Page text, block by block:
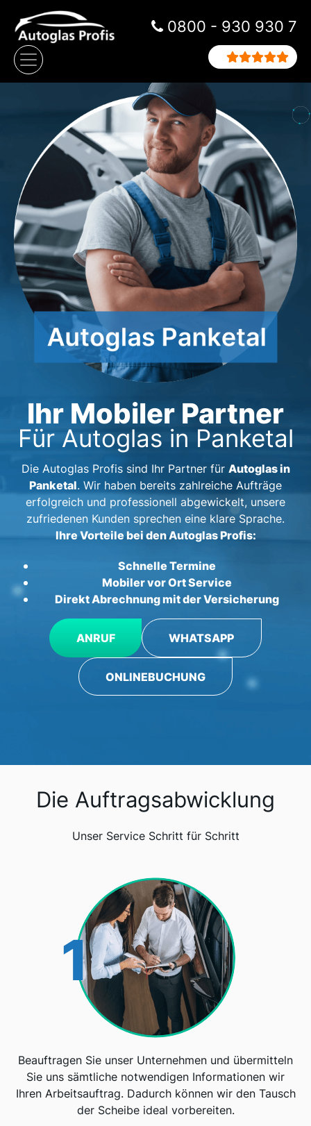
Zum Inhalt springen
Hauptnavigation
0800 - 930 930 7
Ihr Mobiler Partner
Für Autoglas in Panketal
Die Autoglas Profis sind Ihr Partner für Autoglas in
Panketal. Wir haben bereits zahlreiche Aufträge
erfolgreich und professionell abgewickelt, unsere
zufriedenen Kunden sprechen eine klare Sprache.
Ihre Vorteile bei den Autoglas Profis:
Schnelle Termine
Mobiler vor Ort Service
Direkt Abrechnung mit der Versicherung
ANRUF WHATSAPP
ONLINEBUCHUNG
Die Auftragsabwicklung
Unser Service Schritt für Schritt
1
Beauftragen Sie unser Unternehmen und übermitteln
Sie uns sämtliche notwendigen Informationen wir
Ihren Arbeitsauftrag. Dadurch können wir den Tausch
der Scheibe ideal vorbereiten.